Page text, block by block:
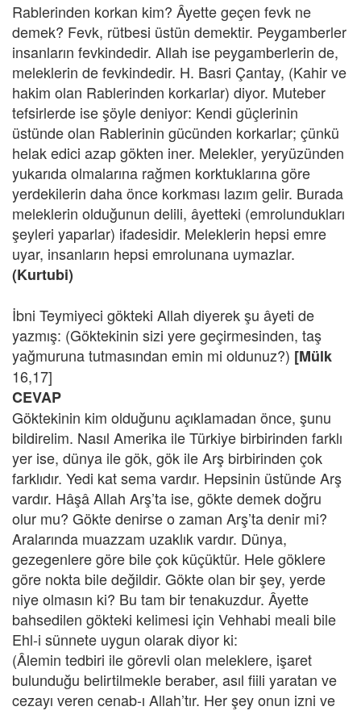
Rablerinden korkan kim? Âyette geçen fevk ne
demek? Fevk, rütbesi üstün demektir. Peygamberler
insanların fevkindedir. Allah ise peygamberlerin de,
meleklerin de fevkindedir. H. Basri Çantay, (Kahir ve
hakim olan Rablerinden korkarlar) diyor. Muteber
tefsirlerde ise şöyle deniyor: Kendi güçlerinin
üstünde olan Rablerinin gücünden korkarlar; çünkü
helak edici azap gökten iner. Melekler, yeryüzünden
yukarıda olmalarına rağmen korktuklarına göre
yerdekilerin daha önce korkması lazım gelir. Burada
meleklerin olduğunun delili, âyetteki (emrolundukları
şeyleri yaparlar) ifadesidir. Meleklerin hepsi emre
uyar, insanların hepsi emrolunana uymazlar.
(Kurtubi)
İbni Teymiyeci gökteki Allah diyerek şu âyeti de
yazmış: (Göktekinin sizi yere geçirmesinden, taş
yağmuruna tutmasından emin mi oldunuz?) [Mülk
16,17]
CEVAP
Göktekinin kim olduğunu açıklamadan önce, şunu
bildirelim. Nasıl Amerika ile Türkiye birbirinden farklı
yer ise, dünya ile gök, gök ile Arş birbirinden çok
farklıdır. Yedi kat sema vardır. Hepsinin üstünde Arş
vardır. Hâşâ Allah Arş’ta ise, gökte demek doğru
olur mu? Gökte denirse o zaman Arş’ta denir mi?
Aralarında muazzam uzaklık vardır. Dünya,
gezegenlere göre bile çok küçüktür. Hele göklere
göre nokta bile değildir. Gökte olan bir şey, yerde
niye olmasın ki? Bu tam bir tenakuzdur. Âyette
bahsedilen gökteki kelimesi için Vehhabi meali bile
Ehl-i sünnete uygun olarak diyor ki:
(Âlemin tedbiri ile görevli olan meleklere, işaret
bulunduğu belirtilmekle beraber, asıl fiili yaratan ve
cezayı veren cenab-ı Allah’tır. Her şey onun izni ve